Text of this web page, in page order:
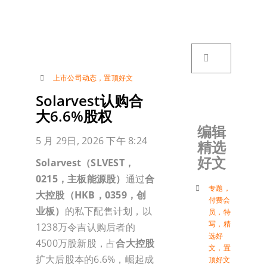
上市公司动态 ，置顶好文
Solarvest认购合
大6.6%股权
5 月 29日, 2026 下午 8:24
Solarvest （SLVEST，
0215，主板能源股） 通过合
大控股（HKB，0359，创
业板） 的私下配售计划，以
1238万令吉认购后者的
4500万股新股，占合大控股
扩大后股本的6.6%，崛起成
编辑
精选
好文
专题 ，
付费会
员 ， 特
写 ， 精
选好
文 ， 置
顶好文